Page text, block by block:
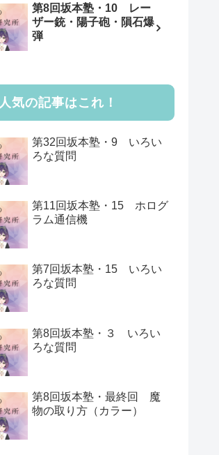
第8回坂本塾・10 レー
ザー銃・陽子砲・隕石爆
弾
人気の記事はこれ！
第32回坂本塾・9 いろい
ろな質問
第11回坂本塾・15 ホログ
ラム通信機
第7回坂本塾・15 いろい
ろな質問
第8回坂本塾・３ いろい
ろな質問
第8回坂本塾・最終回 魔
物の取り方（カラー）